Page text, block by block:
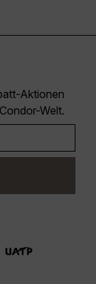
Aktionen
Welt.